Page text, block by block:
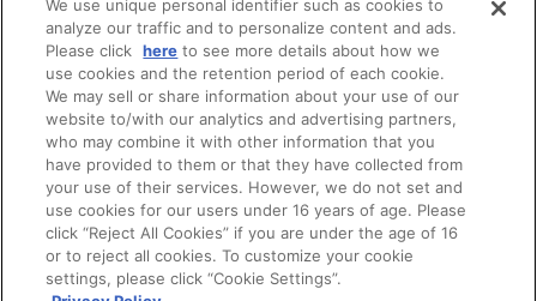
ざいますのでご了承ください。
privacypolicy
Do Not Sell or Share My
Personal Information
ウェブサイトご利用条件
ソーシャルメディアポリシー
個人情報保護方針
お問い合わせ
©BANDAI
We use unique personal identifier such as cookies to
analyze our traffic and to personalize content and ads.
Please click here to see more details about how we
use cookies and the retention period of each cookie.
We may sell or share information about your use of our
website to/with our analytics and advertising partners,
who may combine it with other information that you
have provided to them or that they have collected from
your use of their services. However, we do not set and
use cookies for our users under 16 years of age. Please
click “Reject All Cookies” if you are under the age of 16
or to reject all cookies. To customize your cookie
settings, please click “Cookie Settings”.